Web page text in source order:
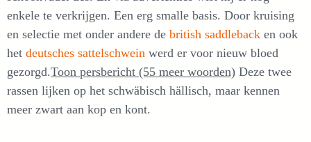
enkele te verkrijgen. Een erg smalle basis. Door kruising
en selectie met onder andere de british saddleback en ook
het deutsches sattelschwein werd er voor nieuw bloed
gezorgd.Toon persbericht (55 meer woorden) Deze twee
rassen lijken op het schwäbisch hällisch, maar kennen
meer zwart aan kop en kont.